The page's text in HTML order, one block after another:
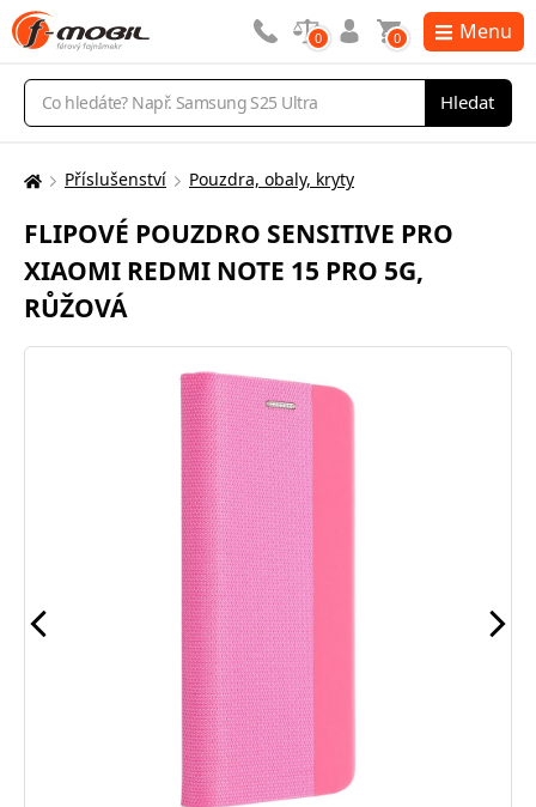
Vyhledávání
Hledat
0 0 Menu
Zde
nacházíte:
Příslušenství Pouzdra, obaly, kryty
FLIPOVÉ POUZDRO SENSITIVE PRO
XIAOMI REDMI NOTE 15 PRO 5G,
RŮŽOVÁ